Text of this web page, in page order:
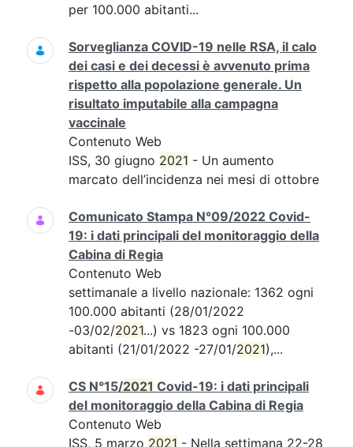
per 100.000 abitanti...
Sorveglianza COVID-19 nelle RSA, il calo
dei casi e dei decessi è avvenuto prima
rispetto alla popolazione generale. Un
risultato imputabile alla campagna
vaccinale
Contenuto Web
ISS, 30 giugno 2021 - Un aumento
marcato dell’incidenza nei mesi di ottobre
Comunicato Stampa N°09/2022 Covid-
19: i dati principali del monitoraggio della
Cabina di Regia
Contenuto Web
settimanale a livello nazionale: 1362 ogni
100.000 abitanti (28/01/2022
-03/02/2021...) vs 1823 ogni 100.000
abitanti (21/01/2022 -27/01/2021),...
CS N°15/2021 Covid-19: i dati principali
del monitoraggio della Cabina di Regia
Contenuto Web
ISS, 5 marzo 2021 - Nella settimana 22-28